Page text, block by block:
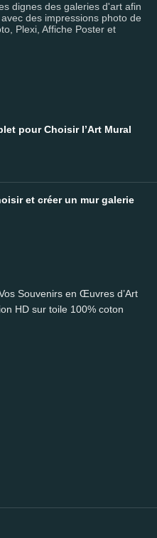
dignes des galeries d'art afin
des impressions photo de
Plexi, Affiche Poster et
pour Choisir l’Art Mural
et créer un mur galerie
Souvenirs en Œuvres d’Art
HD sur toile 100% coton